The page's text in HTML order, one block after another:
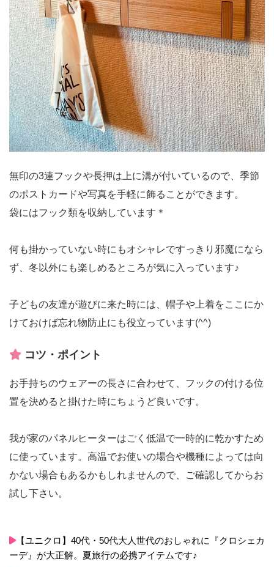
無印の3連フックや長押は上に溝が付いているので、季節
のポストカードや写真を手軽に飾ることができます。
袋にはフック類を収納しています＊
何も掛かっていない時にもオシャレですっきり邪魔になら
ず、冬以外にも楽しめるところが気に入っています♪
子どもの友達が遊びに来た時には、帽子や上着をここにか
けておけば忘れ物防止にも役立っています(^^)
コツ・ポイント
お手持ちのウェアーの長さに合わせて、フックの付ける位
置を決めると掛けた時にちょうど良いです。
我が家のパネルヒーターはごく低温で一時的に乾かすため
に使っています。高温でお使いの場合や機種によっては向
かない場合もあるかもしれませんので、ご確認してからお
試し下さい。
【ユニクロ】40代・50代大人世代のおしゃれに『クロシェカ
ーデ』が大正解。夏旅行の必携アイテムです♪